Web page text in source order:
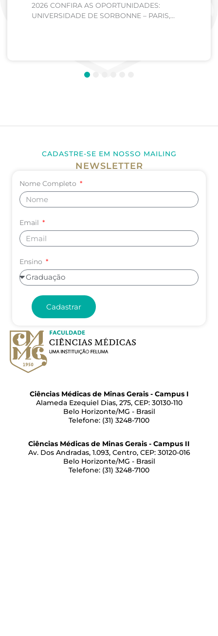
2026 CONFIRA AS OPORTUNIDADES:
UNIVERSIDADE DE SORBONNE – PARIS,
4
CADASTRE-SE EM NOSSO MAILING
NEWSLETTER
Nome Completo
Email
Ensino
Cadastrar
Ciências Médicas de Minas Gerais - Campus I
Alameda Ezequiel Dias, 275, CEP: 30130-110
Belo Horizonte/MG - Brasil
Telefone: (31) 3248-7100
Ciências Médicas de Minas Gerais - Campus II
Av. Dos Andradas, 1.093, Centro, CEP: 30120-016
Belo Horizonte/MG - Brasil
Telefone: (31) 3248-7100